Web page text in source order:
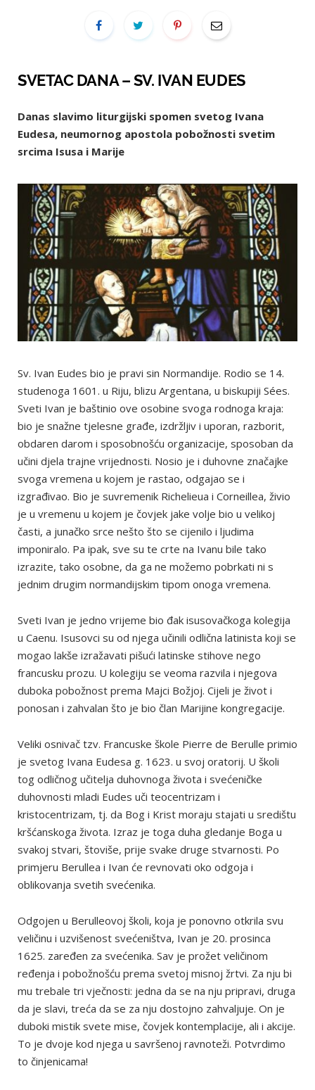
SVETAC DANA – SV. IVAN EUDES
Danas slavimo liturgijski spomen svetog Ivana
Eudesa, neumornog apostola pobožnosti svetim
srcima Isusa i Marije
Sv. Ivan Eudes bio je pravi sin Normandije. Rodio se 14.
studenoga 1601. u Riju, blizu Argentana, u biskupiji Sées.
Sveti Ivan je baštinio ove osobine svoga rodnoga kraja:
bio je snažne tjelesne građe, izdržljiv i uporan, razborit,
obdaren darom i sposobnošću organizacije, sposoban da
učini djela trajne vrijednosti. Nosio je i duhovne značajke
svoga vremena u kojem je rastao, odgajao se i
izgrađivao. Bio je suvremenik Richelieua i Corneillea, živio
je u vremenu u kojem je čovjek jake volje bio u velikoj
časti, a junačko srce nešto što se cijenilo i ljudima
imponiralo. Pa ipak, sve su te crte na Ivanu bile tako
izrazite, tako osobne, da ga ne možemo pobrkati ni s
jednim drugim normandijskim tipom onoga vremena.
Sveti Ivan je jedno vrijeme bio đak isusovačkoga kolegija
u Caenu. Isusovci su od njega učinili odlična latinista koji se
mogao lakše izražavati pišući latinske stihove nego
francusku prozu. U kolegiju se veoma razvila i njegova
duboka pobožnost prema Majci Božjoj. Cijeli je život i
ponosan i zahvalan što je bio član Marijine kongregacije.
Veliki osnivač tzv. Francuske škole Pierre de Berulle primio
je svetog Ivana Eudesa g. 1623. u svoj oratorij. U školi
tog odličnog učitelja duhovnoga života i svećeničke
duhovnosti mladi Eudes uči teocentrizam i
kristocentrizam, tj. da Bog i Krist moraju stajati u središtu
kršćanskoga života. Izraz je toga duha gledanje Boga u
svakoj stvari, štoviše, prije svake druge stvarnosti. Po
primjeru Berullea i Ivan će revnovati oko odgoja i
oblikovanja svetih svećenika.
Odgojen u Berulleovoj školi, koja je ponovno otkrila svu
veličinu i uzvišenost svećeništva, Ivan je 20. prosinca
1625. zaređen za svećenika. Sav je prožet veličinom
ređenja i pobožnošću prema svetoj misnoj žrtvi. Za nju bi
mu trebale tri vječnosti: jedna da se na nju pripravi, druga
da je slavi, treća da se za nju dostojno zahvaljuje. On je
duboki mistik svete mise, čovjek kontemplacije, ali i akcije.
To je dvoje kod njega u savršenoj ravnoteži. Potvrdimo
to činjenicama!